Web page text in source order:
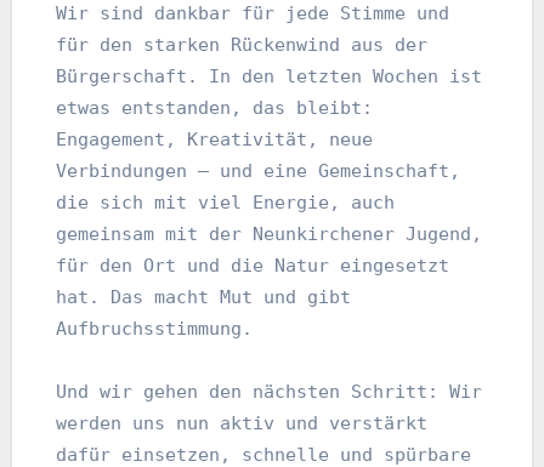
Wir sind dankbar für jede Stimme und
für den starken Rückenwind aus der
Bürgerschaft. In den letzten Wochen ist
etwas entstanden, das bleibt:
Engagement, Kreativität, neue
Verbindungen – und eine Gemeinschaft,
die sich mit viel Energie, auch
gemeinsam mit der Neunkirchener Jugend,
für den Ort und die Natur eingesetzt
hat. Das macht Mut und gibt
Aufbruchsstimmung.
Und wir gehen den nächsten Schritt: Wir
werden uns nun aktiv und verstärkt
dafür einsetzen, schnelle und spürbare